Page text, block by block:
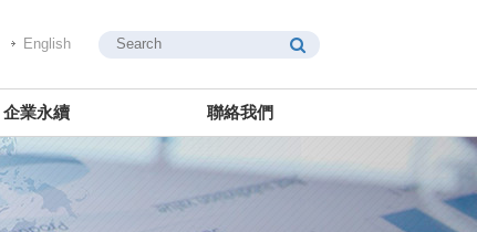
English
企業永續 聯絡我們